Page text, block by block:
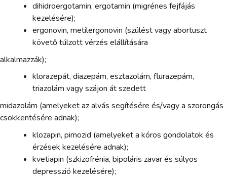
dihidroergotamin, ergotamin (migrénes fejfájás
kezelésére);
ergonovin, metilergonovin (szülést vagy abortuszt
követő túlzott vérzés elállítására
alkalmazzák);
klorazepát, diazepám, esztazolám, flurazepám,
triazolám vagy szájon át szedett
midazolám (amelyeket az alvás segítésére és/vagy a szorongás
csökkentésére adnak);
klozapin, pimozid (amelyeket a kóros gondolatok és
érzések kezelésére adnak);
kvetiapin (szkizofrénia, bipoláris zavar és súlyos
depresszió kezelésére);